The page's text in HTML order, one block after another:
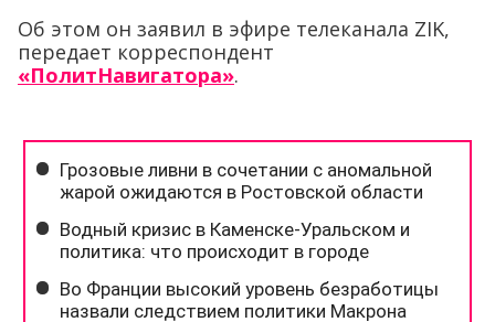
Об этом он заявил в эфире телеканала ZIK,
передает корреспондент
«ПолитНавигатора».